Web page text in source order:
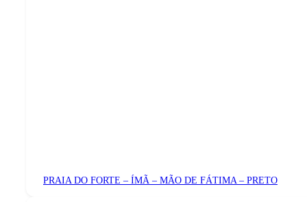
PRAIA DO FORTE – ÍMÃ – MÃO DE FÁTIMA – PRETO